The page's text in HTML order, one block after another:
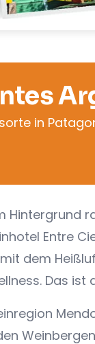
in
Hintergrund
Entre
dem
Das ist